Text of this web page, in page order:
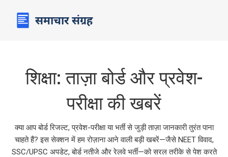
शिक्षा: ताज़ा बोर्ड और प्रवेश-
परीक्षा की खबरें
क्या आप बोर्ड रिजल्ट, प्रवेश-परीक्षा या भर्ती से जुड़ी ताज़ा जानकारी तुरंत पाना
चाहते हैं? इस सेक्शन में हम रोज़ाना आने वाली बड़ी खबरें—जैसे NEET विवाद,
SSC/UPSC अपडेट, बोर्ड नतीजे और रेलवे भर्ती—को सरल तरीके से पेश करते